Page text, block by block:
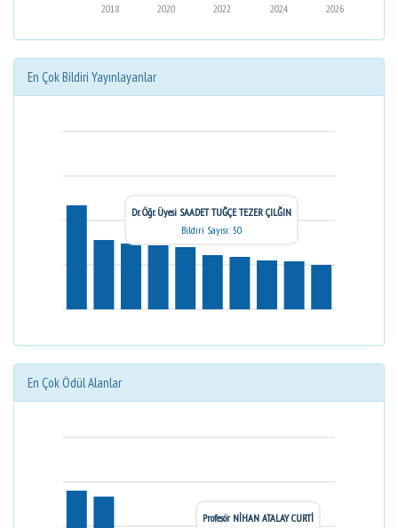
2026
2024
2022
2020
2018
En Çok Bildiri Yayınlayanlar
Dr. Öğr. Üyesi SAADET TUĞÇE TEZER ÇILĞIN
Bildiri Sayısı: 50
En Çok Ödül Alanlar
Profesör NİHAN ATALAY CURTİ